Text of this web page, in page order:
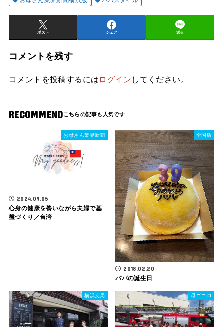
ポスト シェア 送る
コメントを残す
コメントを投稿するには ログイン してください。
RECOMMEND
お母さん業界新聞
2024.09.05
心身の健康を養いながら夫婦で基
盤づくり／台湾
全国版
2018.02.20
パパの誕生日
横浜支局 母ゴコロ